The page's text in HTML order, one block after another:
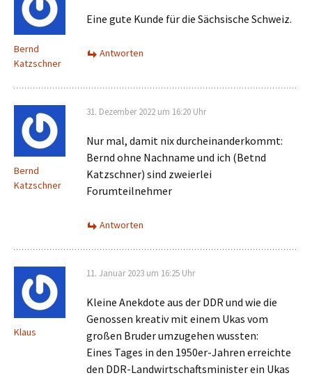
Bernd
Katzschner
Eine gute Kunde für die Sächsische Schweiz.
Antworten
Bernd
Katzschner
31. Dezember 2022 um 16:20 Uhr
Nur mal, damit nix durcheinanderkommt:
Bernd ohne Nachname und ich (Betnd
Katzschner) sind zweierlei
Forumteilnehmer
Antworten
Klaus
11. Januar 2023 um 16:25 Uhr
Kleine Anekdote aus der DDR und wie die
Genossen kreativ mit einem Ukas vom
großen Bruder umzugehen wussten:
Eines Tages in den 1950er-Jahren erreichte
den DDR-Landwirtschaftsminister ein Ukas